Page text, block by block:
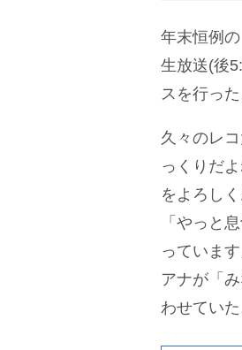
年末恒例
生放送(後
スを行った
久々のレ
っくりだ
をよろし
「やっと
っていま
アナが「
わせていた